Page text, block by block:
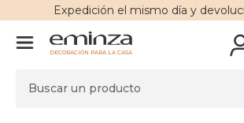
Expedición el mismo día y
DECORACIÓN PARA LA CASA